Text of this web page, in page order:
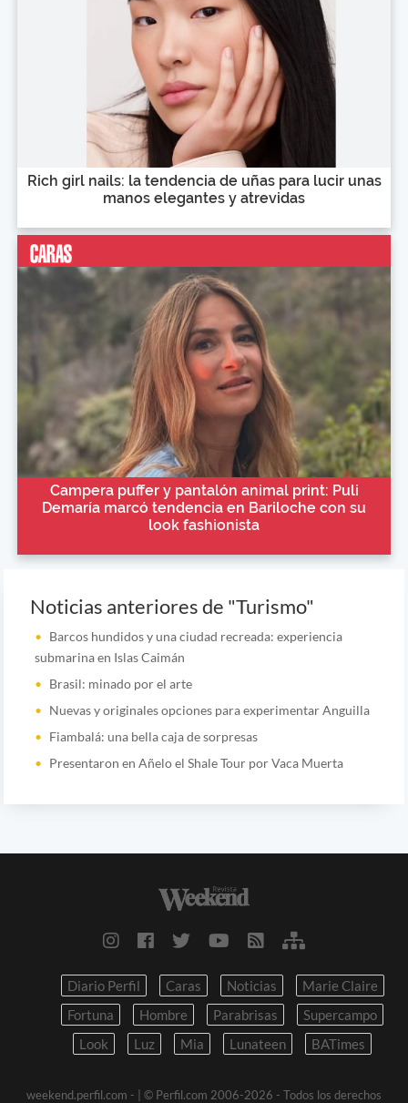
Rich girl nails: la tendencia de uñas para lucir unas
manos elegantes y atrevidas
Campera puffer y pantalón animal print: Puli
Demaría marcó tendencia en Bariloche con su
look fashionista
Noticias anteriores de "Turismo"
Barcos hundidos y una ciudad recreada: experiencia
submarina en Islas Caimán
Brasil: minado por el arte
Nuevas y originales opciones para experimentar Anguilla
Fiambalá: una bella caja de sorpresas
Presentaron en Añelo el Shale Tour por Vaca Muerta
Diario Perfil Caras Noticias
Marie Claire
Fortuna
Hombre Parabrisas
Supercampo
Look
Luz Mia Lunateen BATimes
weekend.perfil.com - | © Perfil.com 2006-2026 - Todos los derechos